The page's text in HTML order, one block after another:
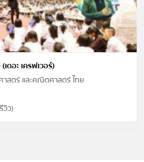
ดอะ เครฟเวอร์)
สตร์ และคณิตศาสตร์ ไทย
วิว)